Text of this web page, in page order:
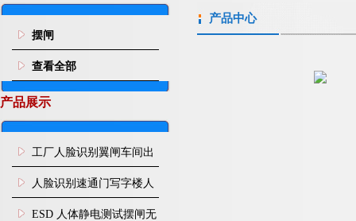
摆闸
查看全部
产品展示
工厂人脸识别翼闸车间出
入口人行通道门禁
人脸识别速通门写字楼人
行通道闸门禁设备
ESD 人体静电测试摆闸无
产品中心